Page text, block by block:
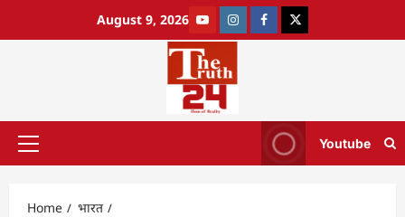
August 9, 2026
Youtube
Home
भारत